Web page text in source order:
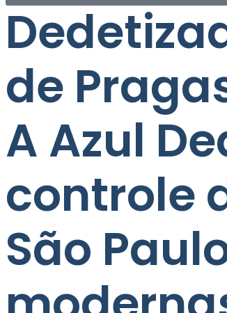
de
A Azul
controle
São